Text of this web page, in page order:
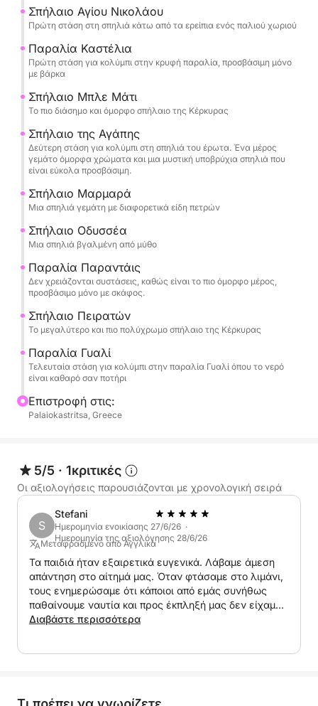
κομψότητα, χαλάρωση και αξέχαστες στιγμές στο
Ιόνιο Πέλαγος.
Σπήλαιο Αγίου Νικολάου
Πρώτη στάση στη σπηλιά κάτω από τα ερείπια ενός παλιού χωριού
Παραλία Καστέλια
Πρώτη στάση για κολύμπι στην κρυφή παραλία, προσβάσιμη μόνο
με βάρκα
Σπήλαιο Μπλε Μάτι
Το πιο διάσημο και όμορφο σπήλαιο της Κέρκυρας
Σπήλαιο της Αγάπης
Δεύτερη στάση για κολύμπι στη σπηλιά του έρωτα. Ένα μέρος
γεμάτο όμορφα χρώματα και μια μυστική υποβρύχια σπηλιά που
είναι εύκολα προσβάσιμη.
Σπήλαιο Μαρμαρά
Μια σπηλιά γεμάτη με διαφορετικά είδη πετρών
Σπήλαιο Οδυσσέα
Μια σπηλιά βγαλμένη από μύθο
Παραλία Παραντάις
Δεν χρειάζονται συστάσεις, καθώς είναι το πιο όμορφο μέρος,
προσβάσιμο μόνο με σκάφος.
Σπήλαιο Πειρατών
Το μεγαλύτερο και πιο πολύχρωμο σπήλαιο της Κέρκυρας
Παραλία Γυαλί
Τελευταία στάση για κολύμπι στην παραλία Γυαλί όπου το νερό
είναι καθαρό σαν ποτήρι
Επιστροφή στις:
Palaiokastritsa, Greece
5/5 · 1κριτικές
Οι αξιολογήσεις παρουσιάζονται με χρονολογική σειρά
S
Stefani
Ημερομηνία ενοικίασης 27/6/26 ·
Ημερομηνία της αξιολόγησης 28/6/26
Μεταφρασμένο από Αγγλικά
Τα παιδιά ήταν εξαιρετικά ευγενικά. Λάβαμε άμεση
απάντηση στο αίτημά μας. Όταν φτάσαμε στο λιμάνι,
τους ενημερώσαμε ότι κάποιοι από εμάς συνήθως
παθαίνουμε ναυτία και προς έκπληξή μας δεν είχαμε
κανένα παράπονο αυτή τη φορά, κάτι που δείχνει
Διαβάστε περισσότερα